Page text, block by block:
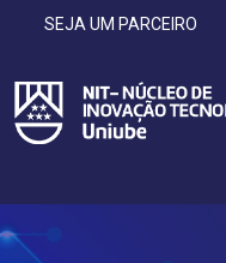
SEJA UM PARCEIRO